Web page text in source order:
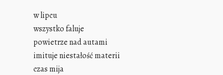
w lipcu
wszystko faluje
powietrze nad autami
imituje niestałość materii
czas mija